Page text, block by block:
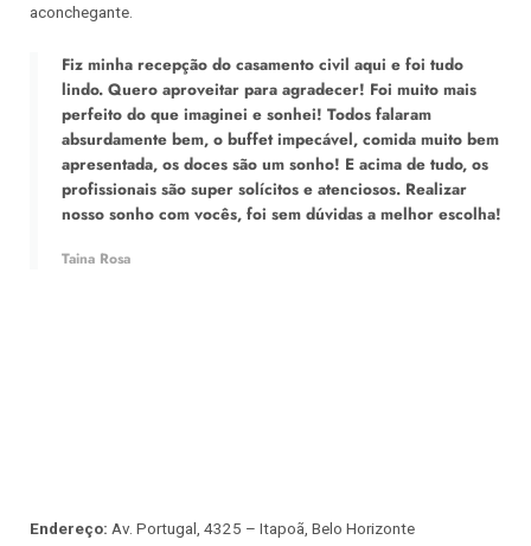
aconchegante.
Fiz minha recepção do casamento civil aqui e foi tudo
lindo. Quero aproveitar para agradecer! Foi muito mais
perfeito do que imaginei e sonhei! Todos falaram
absurdamente bem, o buffet impecável, comida muito bem
apresentada, os doces são um sonho! E acima de tudo, os
profissionais são super solícitos e atenciosos. Realizar
nosso sonho com vocês, foi sem dúvidas a melhor escolha!
Taina Rosa
Endereço: Av. Portugal, 4325 – Itapoã, Belo Horizonte